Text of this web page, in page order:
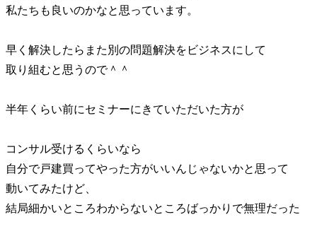
私たちも良いのかなと思っています。
早く解決したらまた別の問題解決をビジネスにして
取り組むと思うので＾＾
半年くらい前にセミナーにきていただいた方が
コンサル受けるくらいなら
自分で戸建買ってやった方がいいんじゃないかと思って
動いてみたけど、
結局細かいところわからないところばっかりで無理だった